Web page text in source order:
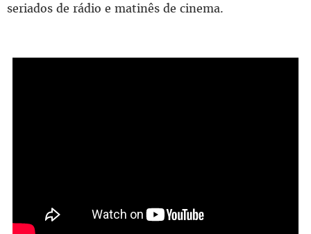
seriados de rádio e matinês de cinema.